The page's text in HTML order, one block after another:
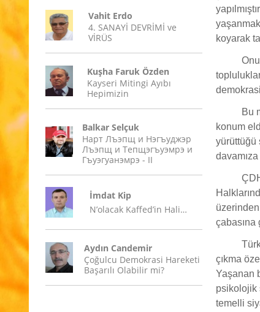
Vahit Erdo
4. SANAYİ DEVRİMİ ve
VİRÜS
Kuşha Faruk Özden
Kayseri Mitingi Ayıbı
Hepimizin
Balkar Selçuk
Нарт Лъэпщ и Нэгъуджэр
Лъэпщ и Тепщэгъуэмрэ и
Гъуэгуанэмрэ - II
İmdat Kip
N’olacak Kaffed’in Hali…
Aydın Candemir
Çoğulcu Demokrasi Hareketi
Başarılı Olabilir mi?
koyarak
Bu
konum
yürüttüğü
çabasına
çıkma
Yaşanan
psikolojik
temelli